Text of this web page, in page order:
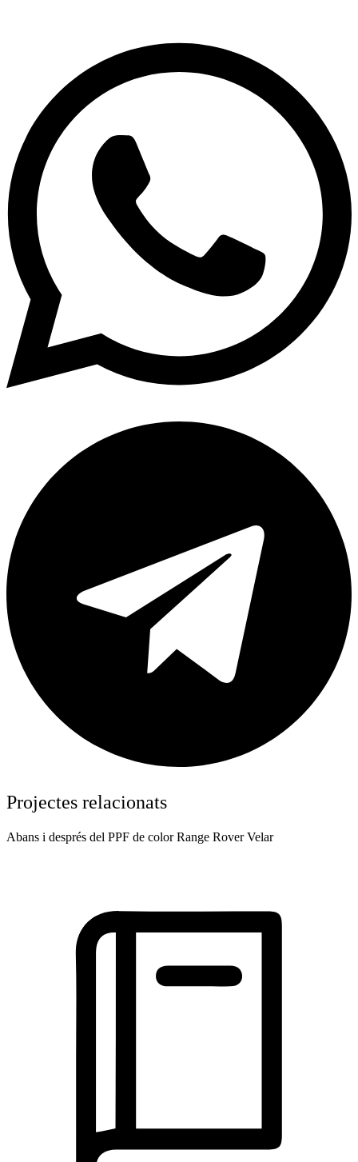
Projectes relacionats
Abans i després del PPF de color Range Rover Velar